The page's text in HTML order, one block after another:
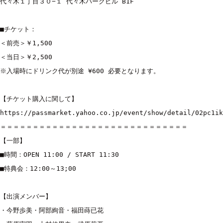
■チケット：
＜前売＞￥1,500
＜当日＞￥2,500
※入場時にドリンク代が別途 ¥600 必要となります。
https://passmarket.yahoo.co.jp/event/show/detail/
＝＝＝＝＝＝＝＝＝＝＝＝＝＝＝＝＝＝＝＝＝＝＝＝＝＝＝＝＝
【一部】
■時間：OPEN 11:00 / START 11:30
■特典会：12:00～13;00
【出演メンバー】
・今野歩美・阿部絢音・福田蒔已花